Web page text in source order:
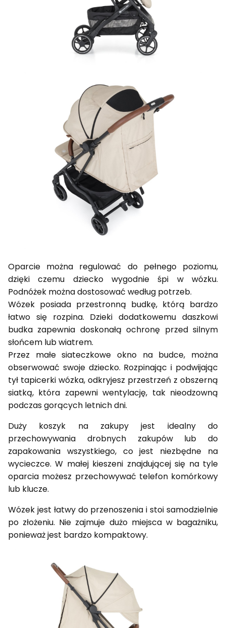
Oparcie można regulować do pełnego poziomu,
dzięki czemu dziecko wygodnie śpi w wózku.
Podnóżek można dostosować według potrzeb.
Wózek posiada przestronną budkę, którą bardzo
łatwo się rozpina. Dzieki dodatkowemu daszkowi
budka zapewnia doskonałą ochronę przed silnym
słońcem lub wiatrem.
Przez małe siateczkowe okno na budce, można
obserwować swoje dziecko. Rozpinając i podwijając
tył tapicerki wózka, odkryjesz przestrzeń z obszerną
siatką, która zapewni wentylację, tak nieodzowną
podczas gorących letnich dni.
Duży koszyk na zakupy jest idealny do
przechowywania drobnych zakupów lub do
zapakowania wszystkiego, co jest niezbędne na
wycieczce. W małej kieszeni znajdującej się na tyle
oparcia możesz przechowywać telefon komórkowy
lub klucze.
Wózek jest łatwy do przenoszenia i stoi samodzielnie
po złożeniu. Nie zajmuje dużo miejsca w bagażniku,
ponieważ jest bardzo kompaktowy.